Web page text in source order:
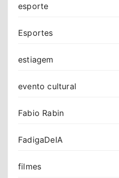
esporte
Esportes
estiagem
evento cultural
Fabio Rabin
FadigaDeIA
filmes